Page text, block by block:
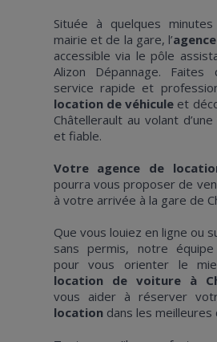
Située à quelques
mairie et de la gare, l’
accessible via le pôle
Alizon Dépannage. Faites
service rapide et
location de véhicule et
Châtellerault au volant
et fiable.
Votre agence de
pourra vous proposer de
à votre arrivée à la gare de
Que vous louiez en ligne ou
sans permis, notre
pour vous orienter le
location de voiture à
vous aider à réserver
locationdans les meilleures